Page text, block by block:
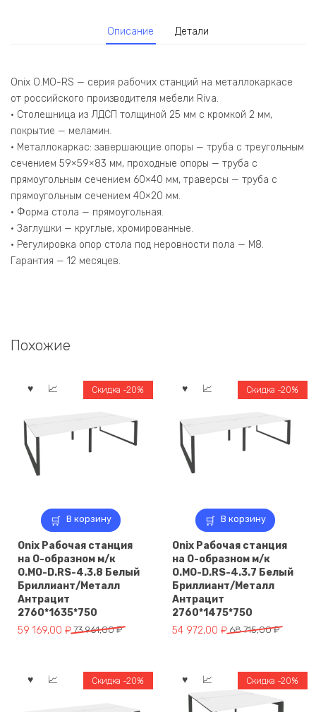
Белый
Бриллиант/
Металл
Белый
Описание Детали
Onix O.MO-RS — серия рабочих станций на металлокаркасе
от российского производителя мебели Riva.
• Столешница из ЛДСП толщиной 25 мм с кромкой 2 мм,
покрытие — меламин.
• Металлокаркас: завершающие опоры — труба с треугольным
сечением 59×59×83 мм, проходные опоры — труба с
прямоугольным сечением 60×40 мм, траверсы — труба с
прямоугольным сечением 40×20 мм.
• Форма стола — прямоугольная.
• Заглушки — круглые, хромированные.
• Регулировка опор стола под неровности пола — М8.
Гарантия — 12 месяцев.
Похожие
В корзину
Скидка -20%
Onix Рабочая станция
на О-образном м/к
O.MO-D.RS-4.3.8 Белый
Бриллиант/Металл
Антрацит
2760*1635*750
73 961,00₽
Первоначальная
59 169,00 ₽
Текущая
169,00 ₽.
В корзину
Скидка -20%
Onix Рабочая станция
на О-образном м/к
O.MO-D.RS-4.3.7 Белый
Бриллиант/Металл
Антрацит
2760*1475*750
68 715,00₽
Первоначальная
54 972,00 ₽
Текущая
972,00 ₽.
Скидка -20% Скидка -20%